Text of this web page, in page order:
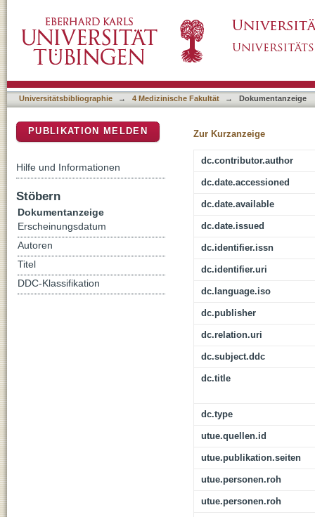
Universitätsbibliographie → 4 Medizinische Fakultät → Dokumentanzeige
Zur Kurzanzeige
dc.contributor.author
dc.date.accessioned
dc.date.available
dc.date.issued
dc.identifier.issn
dc.identifier.uri
dc.language.iso
dc.publisher
dc.relation.uri
dc.subject.ddc
dc.title
dc.type
utue.quellen.id
utue.publikation.seiten
utue.personen.roh
utue.personen.roh
PUBLIKATION MELDEN
Hilfe und Informationen
Stöbern
Dokumentanzeige
Erscheinungsdatum
Autoren
Titel
DDC-Klassifikation